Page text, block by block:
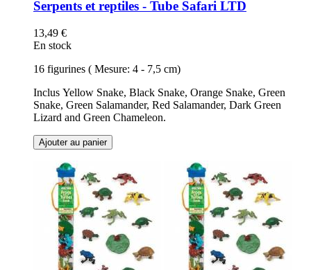
Serpents et reptiles - Tube Safari LTD
13,49 €
En stock
16 figurines ( Mesure: 4 - 7,5 cm)
Inclus Yellow Snake, Black Snake, Orange Snake, Green
Snake, Green Salamander, Red Salamander, Dark Green
Lizard and Green Chameleon.
Ajouter au panier